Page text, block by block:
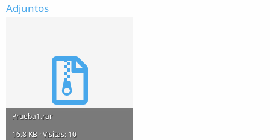
Adjuntos
Prueba1.rar
16.8 KB · Visitas: 10